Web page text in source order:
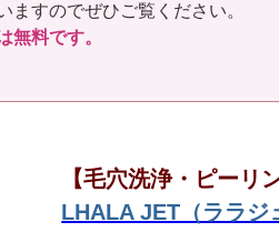
ますのでぜひご覧ください。
無料です。
【毛穴洗浄・ピーリ
LHALA JET（ララジ